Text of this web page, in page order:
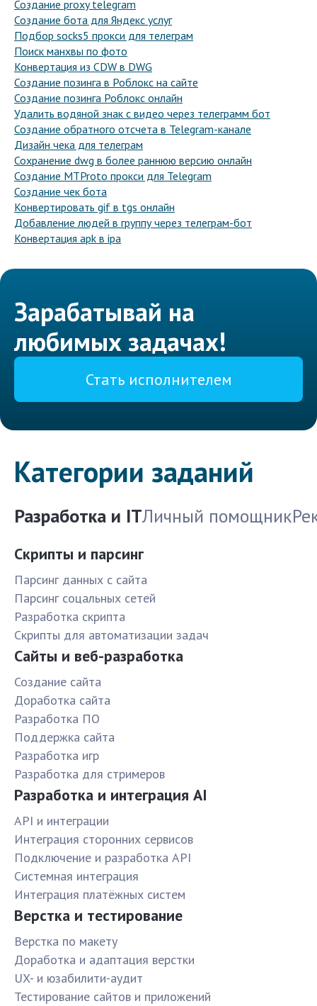
Создание proxy telegram
Создание бота для Яндекс услуг
Подбор socks5 прокси для телеграм
Поиск манхвы по фото
Конвертация из CDW в DWG
Создание позинга в Роблокс на сайте
Создание позинга Роблокс онлайн
Удалить водяной знак с видео через телеграмм бот
Создание обратного отсчета в Telegram-канале
Дизайн чека для телеграм
Сохранение dwg в более раннюю версию онлайн
Создание MTProto прокси для Telegram
Создание чек бота
Конвертировать gif в tgs онлайн
Добавление людей в группу через телеграм-бот
Конвертация apk в ipa
Зарабатывай на
любимых задачах!
Стать исполнителем
Категории заданий
Разработка и ITЛичный помощник
Скрипты и парсинг
Парсинг данных с сайта
Парсинг соцальных сетей
Разработка скрипта
Скрипты для автоматизации задач
Сайты и веб-разработка
Создание сайта
Доработка сайта
Разработка ПО
Поддержка сайта
Разработка игр
Разработка для стримеров
Разработка и интеграция AI
API и интеграции
Интеграция сторонних сервисов
Подключение и разработка API
Системная интеграция
Интеграция платёжных систем
Верстка и тестирование
Верстка по макету
Доработка и адаптация верстки
UX- и юзабилити-аудит
Тестирование сайтов и приложений